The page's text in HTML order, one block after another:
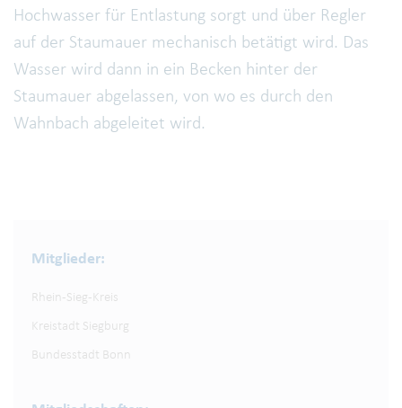
Hochwasser für Entlastung sorgt und über Regler
auf der Staumauer mechanisch betätigt wird. Das
Wasser wird dann in ein Becken hinter der
Staumauer abgelassen, von wo es durch den
Wahnbach abgeleitet wird.
Mitglieder:
Rhein-Sieg-Kreis
Kreistadt Siegburg
Bundesstadt Bonn